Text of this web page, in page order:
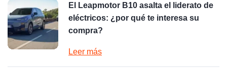
El Leapmotor B10 asalta el liderato de
eléctricos: ¿por qué te interesa su
compra?
Leer más